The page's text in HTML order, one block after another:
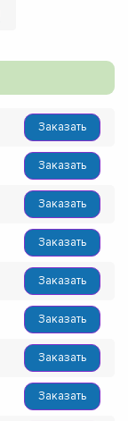
Заказать
Заказать
Заказать
Заказать
Заказать
Заказать
Заказать
Заказать